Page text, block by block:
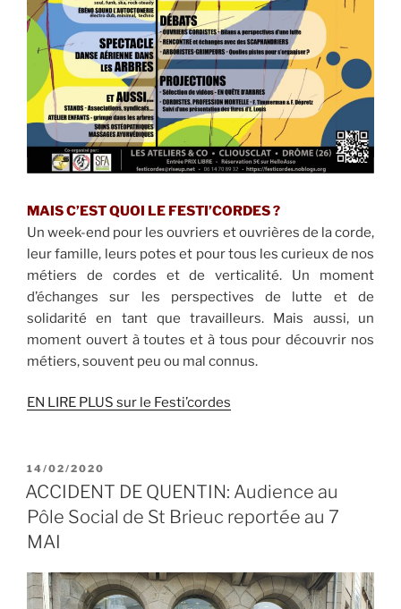
MAIS C’EST QUOI LE FESTI’CORDES ?
Un week-end pour les ouvriers et ouvrières de la corde,
leur famille, leurs potes et pour tous les curieux de nos
métiers de cordes et de verticalité. Un moment
d’échanges sur les perspectives de lutte et de
solidarité en tant que travailleurs. Mais aussi, un
moment ouvert à toutes et à tous pour découvrir nos
métiers, souvent peu ou mal connus.
EN LIRE PLUS sur le Festi’cordes
PUBLIÉ
LE
14/02/2020
ACCIDENT DE QUENTIN: Audience au
Pôle Social de St Brieuc reportée au 7
MAI